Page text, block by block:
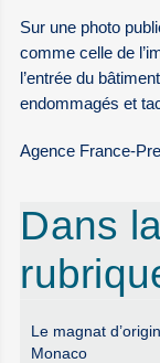
Sur une photo
comme celle de
l’entrée du
endommagés et
Agence France-
Dans
Le magnat
Monaco